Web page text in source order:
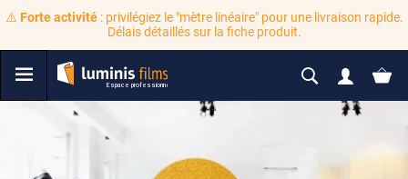
⚠️ Forte activité: privilégiez le "mètre linéaire" pour une livraison rapide.
Délais détaillés sur la fiche produit.